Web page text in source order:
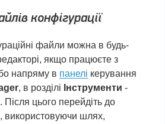
конфігурації
файли можна в будь-
якщо працюєте з
напряму в панелі керування
, в розділі Інструменти -
. Після цього перейдіть до
використовуючи шлях,